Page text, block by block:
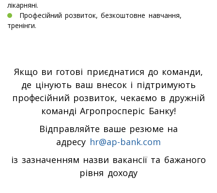
лікарняні.
Професійний розвиток, безкоштовне навчання,
тренінги.
Якщо ви готові приєднатися до команди,
де цінують ваш внесок і підтримують
професійний розвиток, чекаємо в дружній
команді Агропросперіс Банку!
Відправляйте ваше резюме на
адресу hr@ap-bank.com
із зазначенням назви вакансії та бажаного
рівня доходу